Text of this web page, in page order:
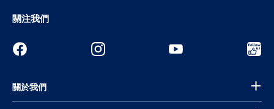
關注我們
關於我們